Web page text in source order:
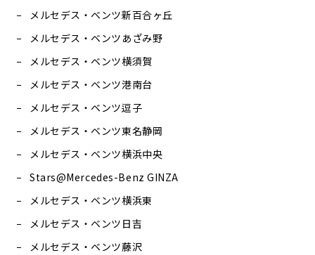
メルセデス・ベンツ新百合ヶ丘
メルセデス・ベンツあざみ野
メルセデス・ベンツ横須賀
メルセデス・ベンツ港南台
メルセデス・ベンツ逗子
メルセデス・ベンツ東名静岡
メルセデス・ベンツ横浜中央
Stars@Mercedes-Benz GINZA
メルセデス・ベンツ横浜東
メルセデス・ベンツ日吉
メルセデス・ベンツ藤沢